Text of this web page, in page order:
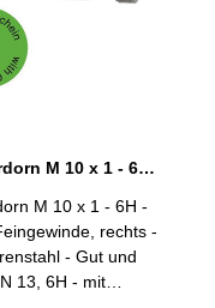
Gewinde-Grenzlehrdorn M 10 x 1 - 6H DIN 13
M 10 x 1 - 6H -
rechts -
- Gut und
13, 6H - mit